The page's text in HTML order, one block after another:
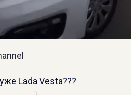
Lada Vesta???